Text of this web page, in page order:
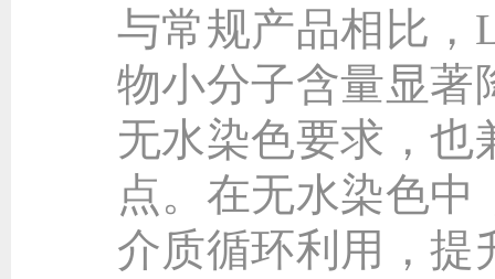
与常规产品相比，
物小分子含量显著
无水染色要求，也
点。在无水染色
介质循环利用，提